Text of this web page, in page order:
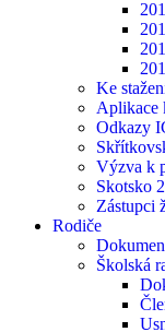
Ke
Aplikace
Odkazy
Výzva k
Skotsko
Zástupci
Rodiče
Školská